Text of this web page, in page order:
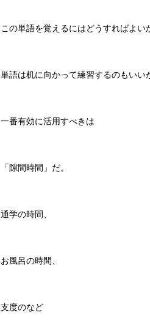
この単語を覚えるにはどうすればよい
単語は机に向かって練習するのもいい
一番有効に活用すべきは
「隙間時間」だ。
通学の時間、
お風呂の時間、
支度のなど